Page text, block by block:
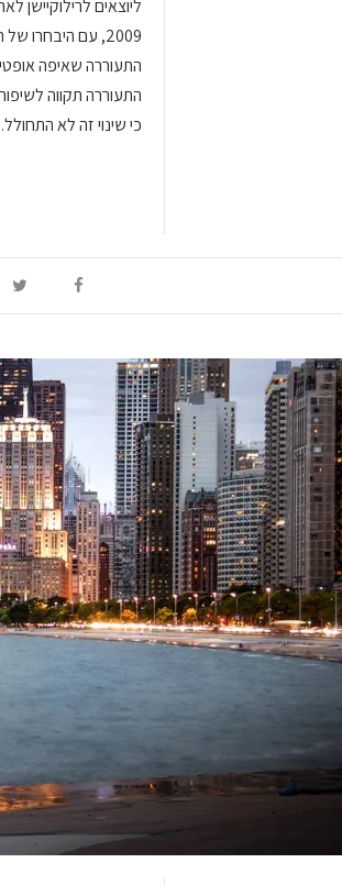
ליוצאים לרילוקיישן
2009, עם
התעוררה שאיפה
התעוררה תקווה
כי שינוי זה לא